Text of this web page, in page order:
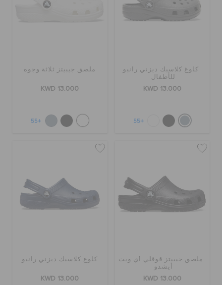
الطلبيات المرتجعة
كلوغ كلاسيك ديزني رانبو
للأطفال
KWD 13.000
+55
ملصق جيبيتز ثلاثة وجوه
KWD 13.000
+55
ملصق جيبيتز قوقلي أي ويث
أيشدو
KWD 13.000
كلوغ كلاسيك ديزني رانبو
KWD 13.000